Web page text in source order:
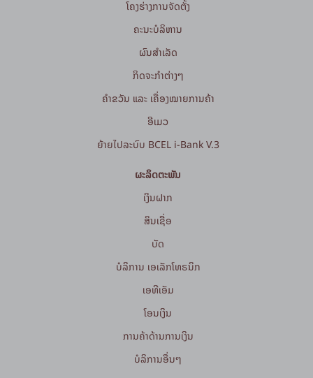
ໂຄງຮ່າງການຈັດຕັ້ງ
ຄະນະບໍລິຫານ
ຜົນສຳເລັດ
ກິດຈະກໍາຕ່າງໆ
ຄຳຂວັນ ແລະ ເຄື່ອງໝາຍການຄ້າ
ອີເມວ
ຍ້າຍໄປລະບົບ BCEL i-Bank V.3
ຜະລິດຕະພັນ
ເງິນຝາກ
ສິນເຊື່ອ
ບັດ
ບໍລິການ ເອເລັກໂທຣນິກ
ເອທີເອັມ
ໂອນເງິນ
ການຄ້າດ້ານການເງິນ
ບໍລິການອື່ນໆ